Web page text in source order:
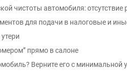
чистоты автомобиля:
для подачи в налоговые и
прямо в салоне
Верните его с минимальной